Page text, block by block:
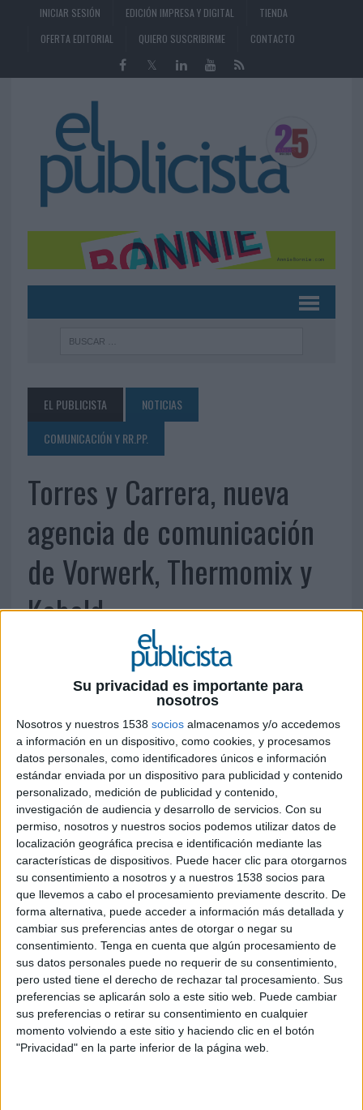
Su privacidad es importante para
nosotros
Nosotros y nuestros 1538 socios almacenamos y/o accedemos
a información en un dispositivo, como cookies, y procesamos
datos personales, como identificadores únicos e información
estándar enviada por un dispositivo para publicidad y contenido
personalizado, medición de publicidad y contenido,
investigación de audiencia y desarrollo de servicios. Con su
permiso, nosotros y nuestros socios podemos utilizar datos de
localización geográfica precisa e identificación mediante las
características de dispositivos. Puede hacer clic para otorgarnos
su consentimiento a nosotros y a nuestros 1538 socios para
que llevemos a cabo el procesamiento previamente descrito. De
forma alternativa, puede acceder a información más detallada y
cambiar sus preferencias antes de otorgar o negar su
consentimiento. Tenga en cuenta que algún procesamiento de
sus datos personales puede no requerir de su consentimiento,
pero usted tiene el derecho de rechazar tal procesamiento. Sus
preferencias se aplicarán solo a este sitio web. Puede cambiar
sus preferencias o retirar su consentimiento en cualquier
momento volviendo a este sitio y haciendo clic en el botón
"Privacidad" en la parte inferior de la página web.
INICIAR SESIÓN EDICIÓN IMPRESA Y DIGITAL
TIENDA
OFERTA EDITORIAL
QUIERO SUSCRIBIRME CONTACTO
EL PUBLICISTA
NOTICIAS
COMUNICACIÓN Y RR.PP.
Torres y Carrera, nueva
agencia de comunicación
de Vorwerk, Thermomix y
Kobold
8 DE JULIO DE 2022
La agencia trabajará en coordinación con el
departamento de comunicación de las tres
marcas en la relacion con los medios,
stakeholders y otras acciones estratégicas
de comunicación
Torres y Carrera, consultora de comunicación y
marketing de carácter independiente, es la nueva
agencia de comunicación de las marcas Vorwerk,
Thermomix y Kobold para el mercado ibérico. El
equipo que dará servicio a este cliente está